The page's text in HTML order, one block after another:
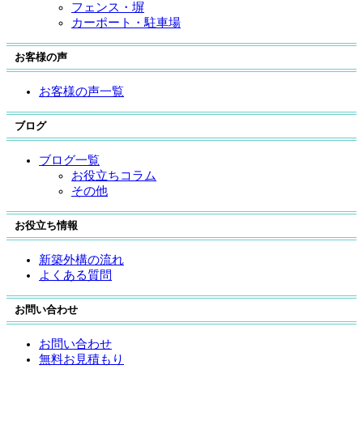
フェンス・塀
カーポート・駐車場
お客様の声
お客様の声一覧
ブログ
ブログ一覧
お役立ちコラム
その他
お役立ち情報
新築外構の流れ
よくある質問
お問い合わせ
お問い合わせ
無料お見積もり